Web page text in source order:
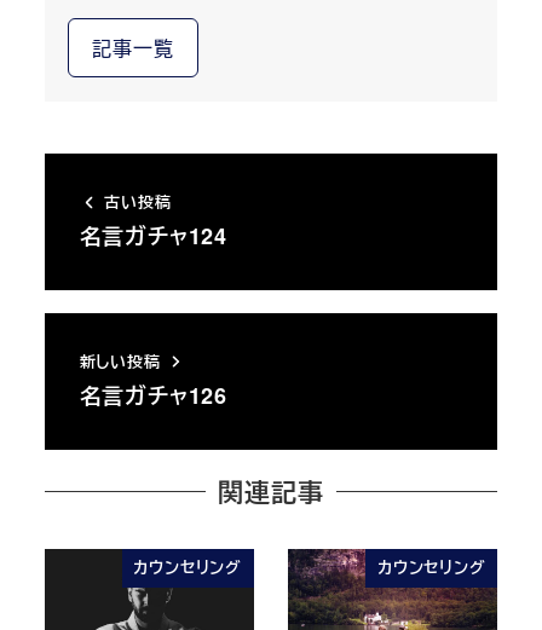
記事一覧
古い投稿
名言ガチャ124
新しい投稿
名言ガチャ126
関連記事
カウンセリング カウンセリング